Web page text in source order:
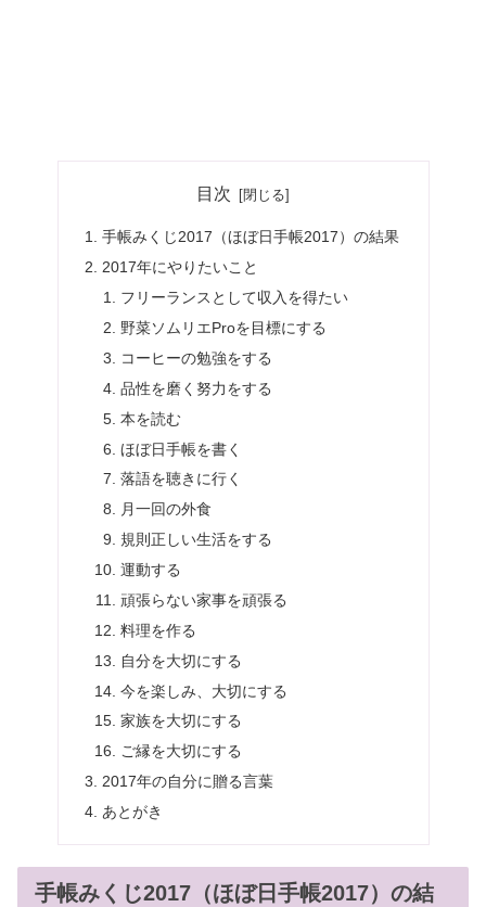
目次
手帳みくじ2017（ほぼ日手帳2017）の結果
2017年にやりたいこと
フリーランスとして収入を得たい
野菜ソムリエProを目標にする
コーヒーの勉強をする
品性を磨く努力をする
本を読む
ほぼ日手帳を書く
落語を聴きに行く
月一回の外食
規則正しい生活をする
運動する
頑張らない家事を頑張る
料理を作る
自分を大切にする
今を楽しみ、大切にする
家族を大切にする
ご縁を大切にする
2017年の自分に贈る言葉
あとがき
手帳みくじ2017（ほぼ日手帳2017）の結